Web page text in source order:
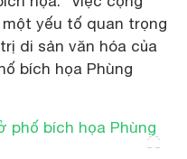
yếu tố quan trọng
di sản văn hóa của
bích họa Phùng